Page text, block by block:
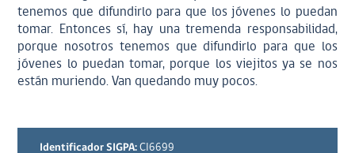
tenemos que difundirlo para que los jóvenes lo puedan
tomar. Entonces sí, hay una tremenda responsabilidad,
porque nosotros tenemos que difundirlo para que los
jóvenes lo puedan tomar, porque los viejitos ya se nos
están muriendo. Van quedando muy pocos.
Identificador SIGPA: CI6699